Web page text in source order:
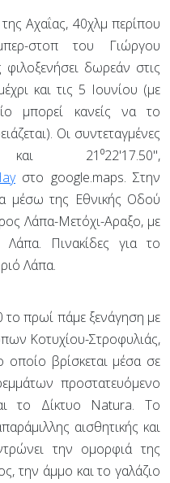
Αχαΐας, 40χλμ περίπου
στοπ του Γιώργου
δωρεάν στις
και τις 5 Ιουνίου (με
μπορεί κανείς να το
Οι συντεταγμένες
21⁰22'17.50'',
στο google.maps. Στην
μέσω της Εθνικής Οδού
Λάπα-Μετόχι-Αραξο, με
Πινακίδες για το
Λάπα.
το πρωί πάμε ξενάγηση με
Κοτυχίου-Στροφυλιάς,
βρίσκεται μέσα σε
προστατευόμενο
το Δίκτυο Natura. Το
αισθητικής και
την ομορφιά της
την άμμο και το γαλάζιο